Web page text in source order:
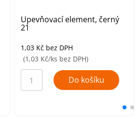
Upevňovací element, černý
21
1,03 Kč bez DPH
(1,03 Kč/ks bez DPH)
Upevňovací
element,
černý
21
Do košíku